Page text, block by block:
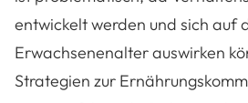
entwickelt werden und sich auf
Erwachsenenalter auswirken
Strategien zur